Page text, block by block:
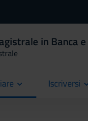
in Banca
Iscriversi